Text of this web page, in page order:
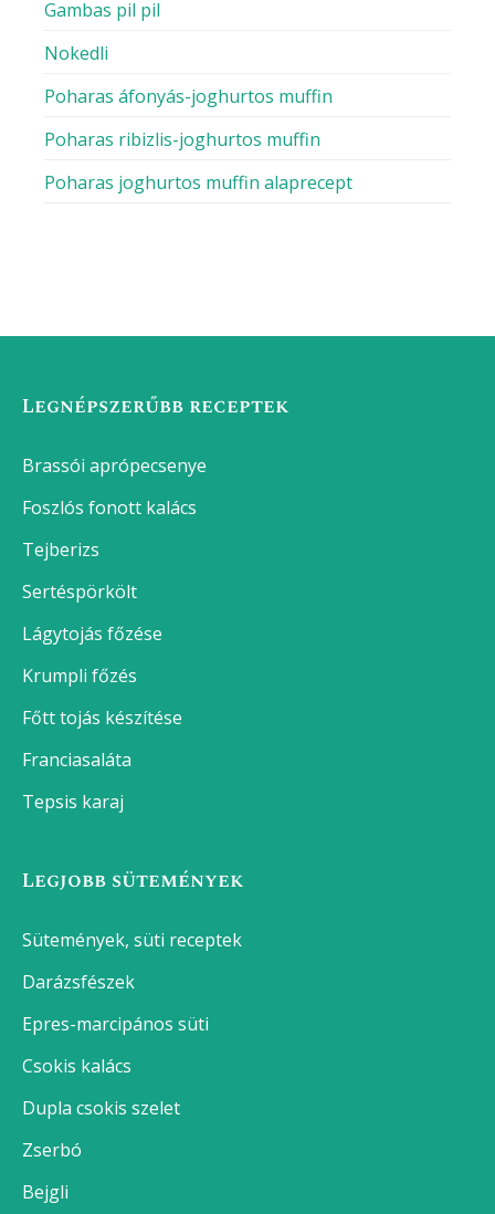
Gambas pil pil
Nokedli
Poharas áfonyás-joghurtos muffin
Poharas ribizlis-joghurtos muffin
Poharas joghurtos muffin alaprecept
Legnépszerűbb receptek
Brassói aprópecsenye
Foszlós fonott kalács
Tejberizs
Sertéspörkölt
Lágytojás főzése
Krumpli főzés
Főtt tojás készítése
Franciasaláta
Tepsis karaj
Legjobb sütemények
Sütemények, süti receptek
Darázsfészek
Epres-marcipános süti
Csokis kalács
Dupla csokis szelet
Zserbó
Bejgli